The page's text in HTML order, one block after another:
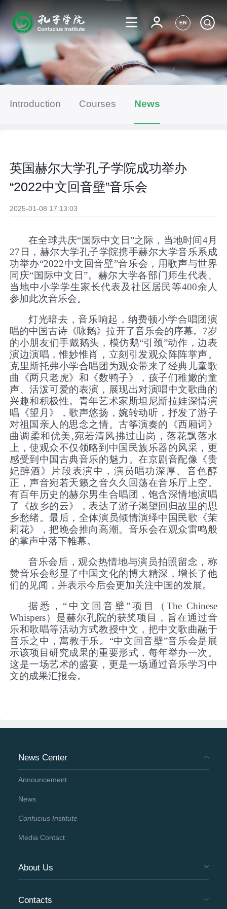
EN
Introduction Courses News
英国赫尔大学孔子学院成功举办
“2022中文回音壁”音乐会
2025-01-08 17:13:03
在全球共庆“国际中文日”之际，当地时间4月
27日，赫尔大学孔子学院携手赫尔大学音乐系成
功举办“2022中文回音壁”音乐会，用歌声与世界
同庆“国际中文日”。赫尔大学各部门师生代表、
当地中小学学生家长代表及社区居民等400余人
参加此次音乐会。
灯光暗去，音乐响起，纳费顿小学合唱团演
唱的中国古诗 《咏鹅》拉开了音乐会的序幕。7岁
的小朋友们手戴鹅头，模仿鹅“引颈”动作，边表
演边演唱，惟妙惟肖，立刻引发观众阵阵掌声。
克里斯托弗小学合唱团为观众带来了经典儿童歌
曲《两只老虎》和《数鸭子》，孩子们稚嫩的童
声、活泼可爱的表演，展现出对演唱中文歌曲的
兴趣和积极性。青年艺术家斯坦尼斯拉娃深情演
唱《望月》，歌声悠扬，婉转动听，抒发了游子
对祖国亲人的思念之情。古筝演奏的《西厢词》
曲调柔和优美,宛若清风拂过山岗，落花飘落水
上，使观众不仅领略到中国民族乐器的风采，更
感受到中国古典音乐的魅力。在京剧音配像《贵
妃醉酒》片段表演中，演员唱功深厚、音色醇
正，声音宛若天籁之音久久回荡在音乐厅上空。
有百年历史的赫尔男生合唱团，饱含深情地演唱
了《故乡的云》，表达了游子渴望回归故里的思
乡愁绪。最后，全体演员倾情演绎中国民歌《茉
莉花》，把晚会推向高潮。音乐会在观众雷鸣般
的掌声中落下帷幕。
音乐会后，观众热情地与演员拍照留念，称
赞音乐会彰显了中国文化的博大精深，增长了他
们的见闻，并表示今后会更加关注中国的发展。
据悉， “中文回音壁”项目（The Chinese
Whispers）是赫尔孔院的获奖项目，旨在通过音
乐和歌唱等活动方式教授中文，把中文歌曲融于
音乐之中，寓教于乐。“中文回音壁”音乐会是展
示该项目研究成果的重要形式，每年举办一次。
这是一场艺术的盛宴，更是一场通过音乐学习中
文的成果汇报会。
News Center
Announcement
News
Confucius Institute
Media Contact
About Us
Contacts